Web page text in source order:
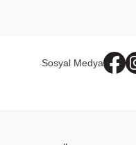
Sosyal Medya